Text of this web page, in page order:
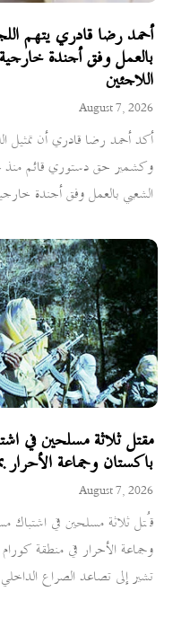
أحمد رضا قادري يتهم
بالعمل وفق أجندة
اللاجئين
August 7, 2026
أكد أحمد رضا قادري أن تمثيل
وكشمير حق دستوري قائم منذ
الشعبي بالعمل وفق أجندة
مقتل ثلاثة مسلحين في
باكستان وجماعة الأحرار
August 7, 2026
قُتل ثلاثة مسلحين في اشتباك
وجماعة الأحرار في منطقة
تشير إلى تصاعد الصراع